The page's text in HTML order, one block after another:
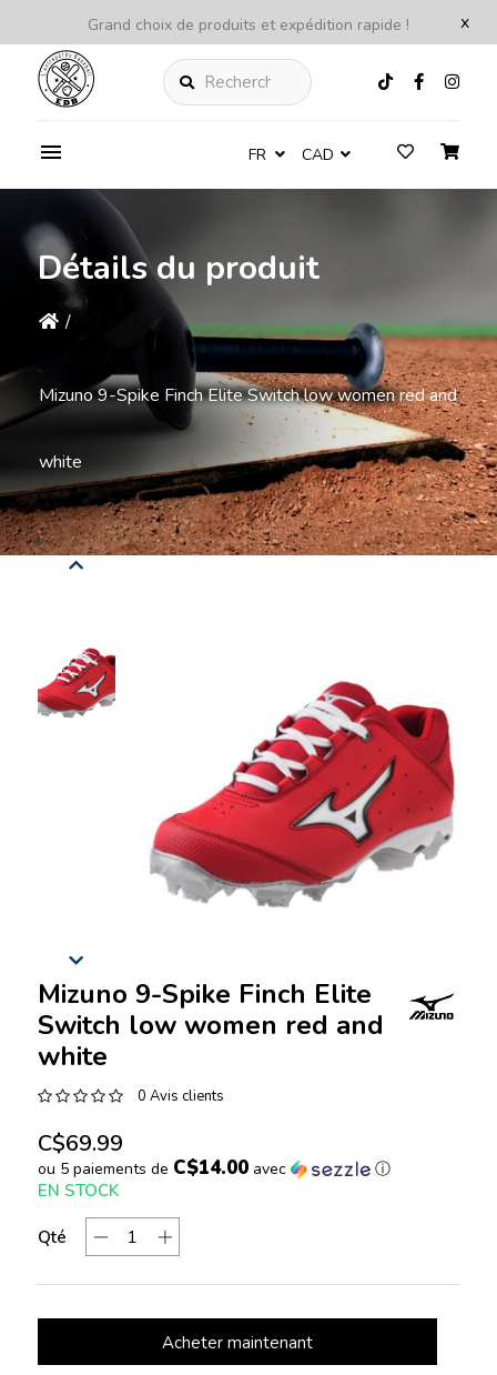
x
Grand choix de produits et expédition rapide !
Rechercher
FR CAD
Détails du produit
/
Mizuno 9-Spike Finch Elite Switch low women red and
white
Mizuno 9-Spike Finch Elite
Switch low women red and
white
0 Avis clients
C$69.99
ou 5 paiements de C$14.00avec ⓘ
EN STOCK
Qté
Acheter maintenant